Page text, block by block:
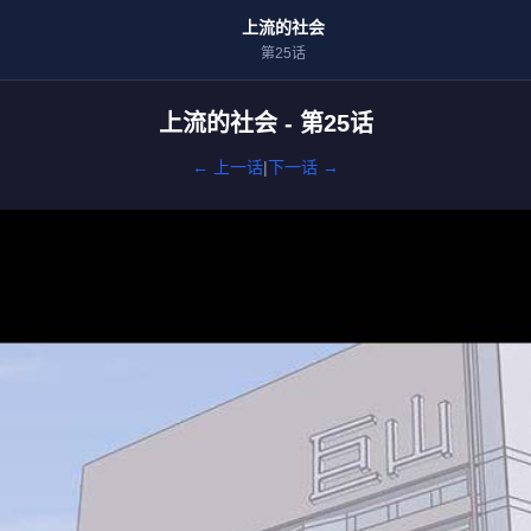
上流的社会
第25话
上流的社会 - 第25话
← 上一话|下一话 →